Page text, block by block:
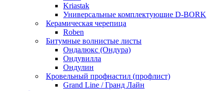
Kriastak
Универсальные комплектующие D-BORK
Керамическая черепица
Roben
Битумные волнистые листы
Ондалюкс (Ондура)
Ондувилла
Ондулин
Кровельный профнастил (профлист)
Grand Line / Гранд Лайн